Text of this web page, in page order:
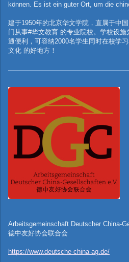
können. Es ist ein guter Ort, um die
建于1950年的北京华文学院，直属于中
门从事#华文教育 的专业院校。学校设
通便利，可容纳2000名学生同时在校学
文化 的好地方！
Arbeitsgemeinschaft Deutscher China-
德中友好协会联合会
https://www.deutsche-china-ag.de/